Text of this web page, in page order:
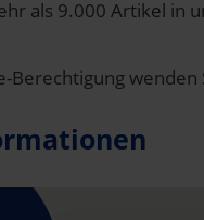
als 9.000 Artikel in
Berechtigung